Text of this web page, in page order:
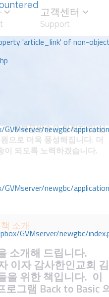
'article_link' of non-object
newgbc/
newgbc/
GVMserver/newgbc/
고객센터
Support
미주복음방송은 청취자 및 선
으로 더욱 풍성해집니다. 더
이 되도록 노력하겠습니다.
소개
소개해 드립니다.
이자 감사한인교회 김
을 위한 책입니다. 이
그램 Back to Basic